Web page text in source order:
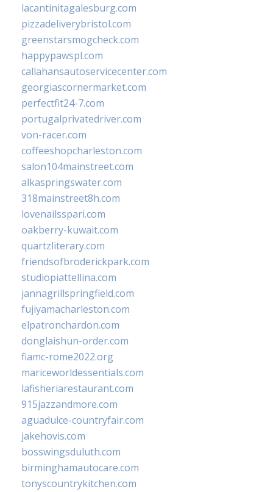
lacantinitagalesburg.com
pizzadeliverybristol.com
greenstarsmogcheck.com
happypawspl.com
callahansautoservicecenter.com
georgiascornermarket.com
perfectfit24-7.com
portugalprivatedriver.com
von-racer.com
coffeeshopcharleston.com
salon104mainstreet.com
alkaspringswater.com
318mainstreet8h.com
lovenailsspari.com
oakberry-kuwait.com
quartzliterary.com
friendsofbroderickpark.com
studiopiattellina.com
jannagrillspringfield.com
fujiyamacharleston.com
elpatronchardon.com
donglaishun-order.com
fiamc-rome2022.org
mariceworldessentials.com
lafisheriarestaurant.com
915jazzandmore.com
aguadulce-countryfair.com
jakehovis.com
bosswingsduluth.com
birminghamautocare.com
tonyscountrykitchen.com